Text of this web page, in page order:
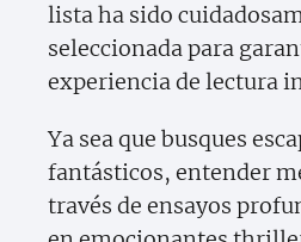
lista ha sido
seleccionada para
experiencia de lectura
Ya sea que busques
fantásticos, entender
través de ensayos